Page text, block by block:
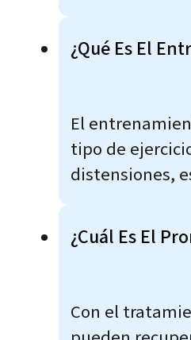
¿Qué Es El
El
tipo de
distensiones,
¿Cuál Es El
Con el